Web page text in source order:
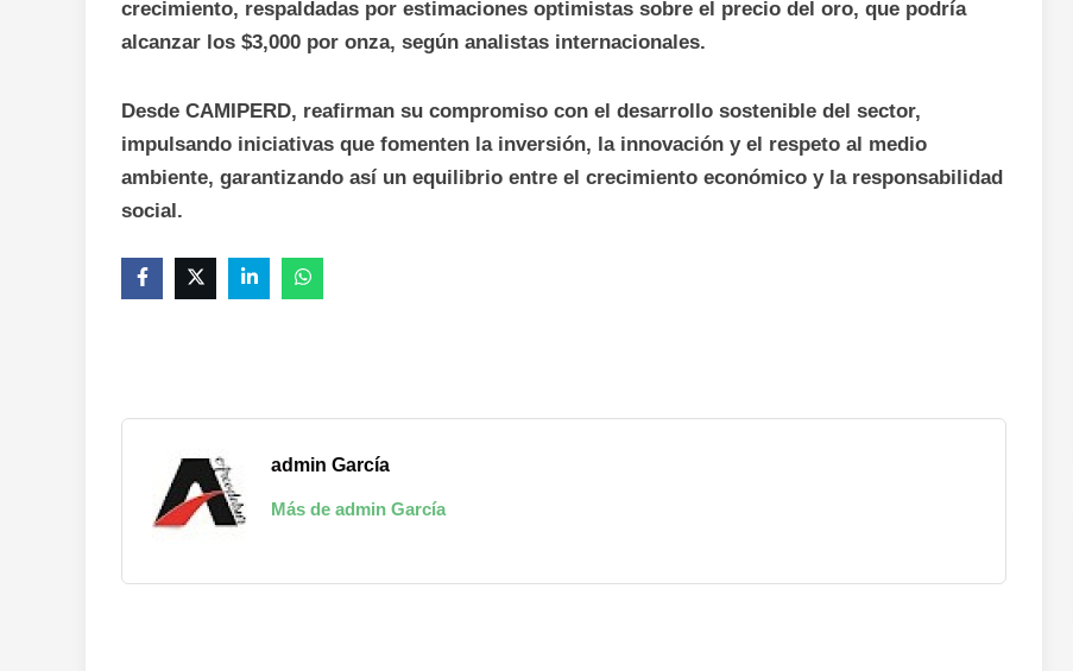
crecimiento, respaldadas por estimaciones optimistas sobre el precio del oro, que podría
alcanzar los $3,000 por onza, según analistas internacionales.
Desde CAMIPERD, reafirman su compromiso con el desarrollo sostenible del sector,
impulsando iniciativas que fomenten la inversión, la innovación y el respeto al medio
ambiente, garantizando así un equilibrio entre el crecimiento económico y la responsabilidad
social.
admin García
Más de admin García